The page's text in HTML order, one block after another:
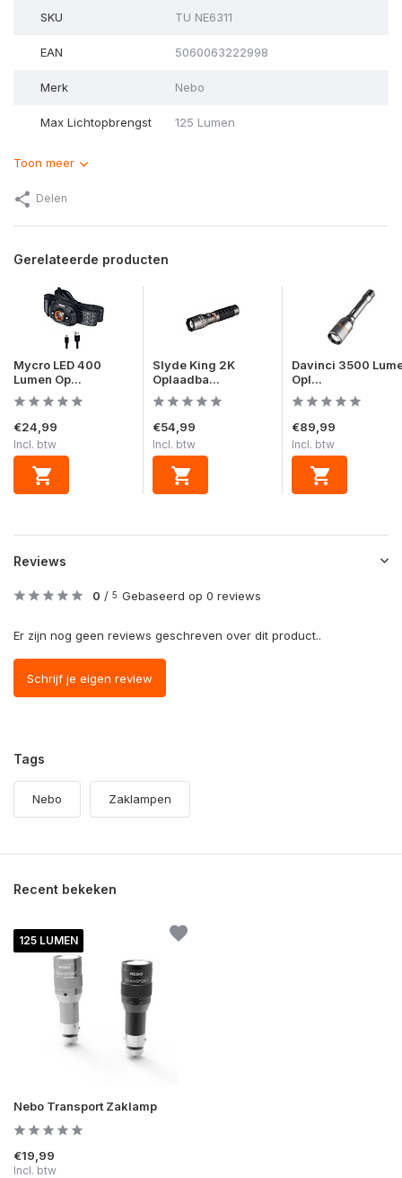
SKU TU NE6311
EAN 5060063222998
Merk Nebo
Max Lichtopbrengst 125 Lumen
Toon meer
Delen
Gerelateerde producten
Mycro LED 400
Lumen Op...
€24,99
Incl. btw
Slyde King 2K
Oplaadba...
€54,99
Incl. btw
Davinci 3500
Opl...
€89,99
Incl. btw
Reviews
0 / 5 Gebaseerd op 0 reviews
Er zijn nog geen reviews geschreven over dit product..
Schrijf je eigen review
Tags
Nebo Zaklampen
Recent bekeken
125 LUMEN
Nebo Transport Zaklamp
€19,99
Incl. btw